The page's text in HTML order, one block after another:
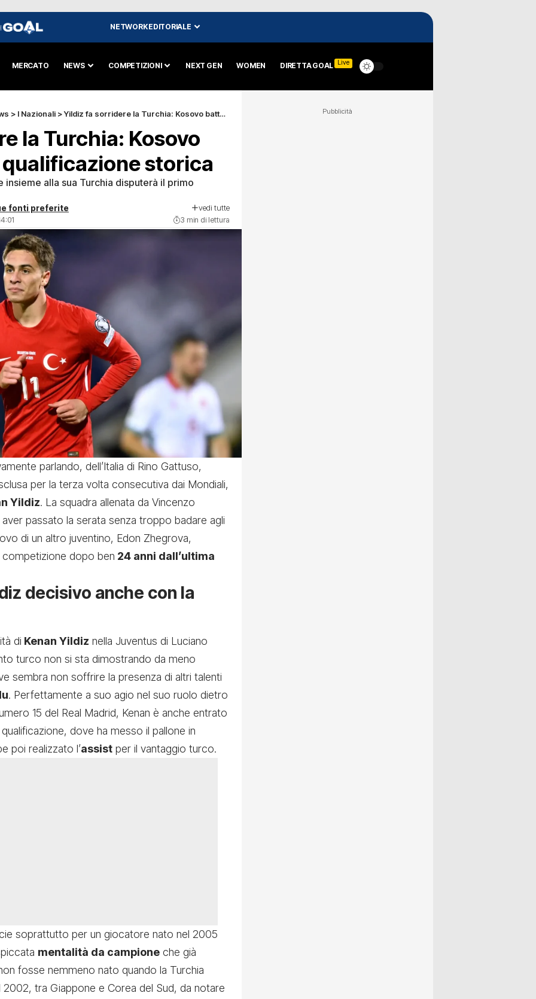
NETWORK EDITORIALE
MERCATO NEWS COMPETIZIONI NEXT GEN WOMEN DIRETTA GOAL Live
> I Nazionali >Yildiz fa sorridere la Turchia: Kosovo battuto per una qualificazione storica
la Turchia: Kosovo
storica
insieme alla sua Turchia disputerà il primo
fonti preferite vedi tutte
3 min di lettura
parlando, dell’Italia di Rino Gattuso,
per la terza volta consecutiva dai Mondiali,
Yildiz. La squadra allenata da Vincenzo
passato la serata senza troppo badare agli
di un altro juventino, Edon Zhegrova,
dopo ben 24 anni dall’ultima
decisivo anche con la
di Kenan Yildiz nella Juventus di Luciano
turco non si sta dimostrando da meno
sembra non soffrire la presenza di altri talenti
. Perfettamente a suo agio nel suo ruolo dietro
15 del Real Madrid, Kenan è anche entrato
dove ha messo il pallone in
poi realizzato l’assist per il vantaggio turco.
soprattutto per un giocatore nato nel 2005
mentalità da campione che già
fosse nemmeno nato quando la Turchia
tra Giappone e Corea del Sud, da notare
Pubblicità